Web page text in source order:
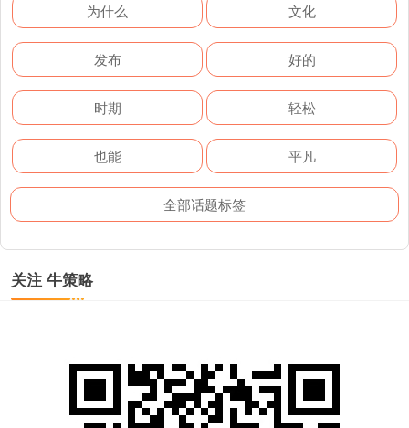
为什么 文化
发布 好的
时期 轻松
也能 平凡
全部话题标签
关注 牛策略